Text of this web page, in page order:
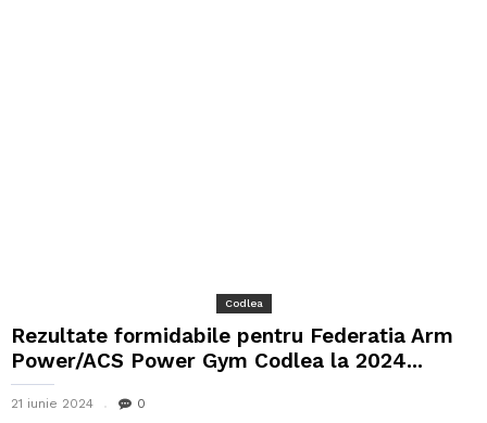
Codlea
Rezultate formidabile pentru Federatia Arm
Power/ACS Power Gym Codlea la 2024...
21 iunie 2024 0